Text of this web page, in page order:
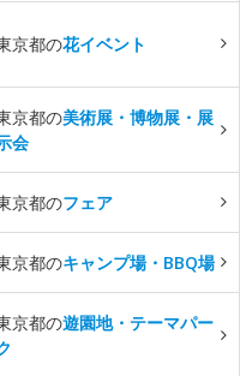
京都の花イベント
京都の美術展・博物展・展
会
京都のフェア
京都のキャンプ場・BBQ場
京都の遊園地・テーマパー